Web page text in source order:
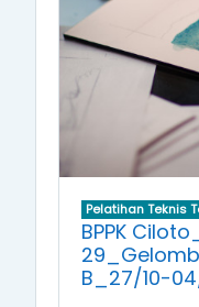
Pelatihan Teknis
BPPK
B_27/10-04/